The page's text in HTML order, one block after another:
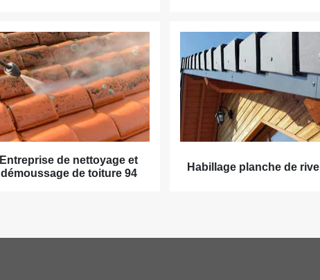
Entreprise de nettoyage et
démoussage de toiture 94
Habillage planche de